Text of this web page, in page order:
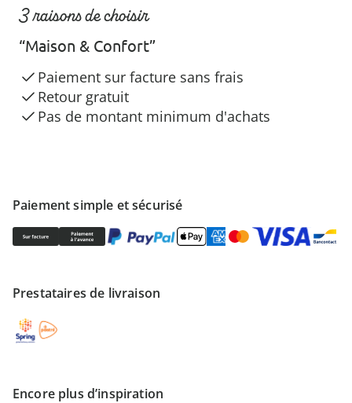
Paiement simple et sécurisé
Prestataires de livraison
Encore plus d’inspiration
3 raisons de choisir
“Maison & Confort”
Paiement sur facture sans frais
Retour gratuit
Pas de montant minimum d'achats